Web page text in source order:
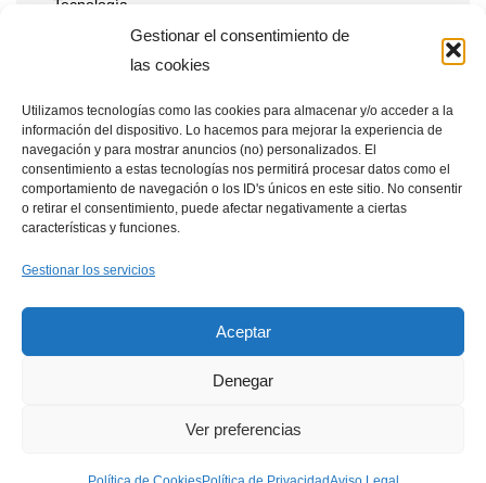
Gestionar el consentimiento de
las cookies
Utilizamos tecnologías como las cookies para almacenar y/o acceder a la
información del dispositivo. Lo hacemos para mejorar la experiencia de
navegación y para mostrar anuncios (no) personalizados. El
consentimiento a estas tecnologías nos permitirá procesar datos como el
comportamiento de navegación o los ID's únicos en este sitio. No consentir
o retirar el consentimiento, puede afectar negativamente a ciertas
características y funciones.
Gestionar los servicios
Aceptar
Denegar
Ver preferencias
Tecnología
Entradas recientes
Qué ventajas tienen las placas solares en estaciones de
telecomunicaciones remotas
Placas solares en drones: aplicaciones y beneficios
Aviso Legal
| Funciona gracias aWordPress
Optimized by Seraphinite Accelerator